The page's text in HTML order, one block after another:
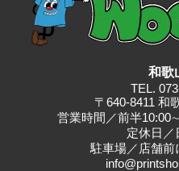
和歌
TEL.
〒640-8411 和
営業時間／前半
定休日／
駐⾞場／店舗前